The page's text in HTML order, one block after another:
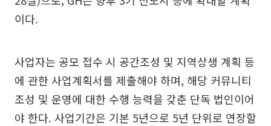
이다.
사업자는 공모 접수 시 공간조성 및 지역상생 계획 등
에 관한 사업계획서를 제출해야 하며, 해당 커뮤니티
조성 및 운영에 대한 수행 능력을 갖춘 단독 법인이어
야 한다. 사업기간은 기본 5년으로 5년 단위로 연장할